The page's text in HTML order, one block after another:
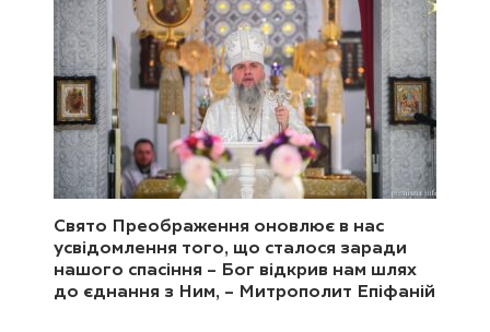
Свято Преображення оновлює в нас
усвідомлення того, що сталося заради
нашого спасіння – Бог відкрив нам шлях
до єднання з Ним, – Митрополит Епіфаній